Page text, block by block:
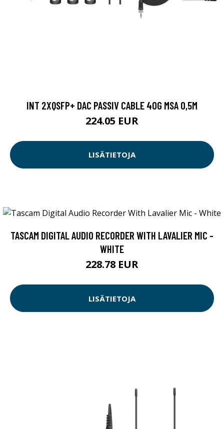
INT 2XQSFP+ DAC PASSIV CABLE 40G MSA 0,5M
224.05 EUR
LISÄTIETOJA
TASCAM DIGITAL AUDIO RECORDER WITH LAVALIER MIC -
WHITE
228.78 EUR
LISÄTIETOJA